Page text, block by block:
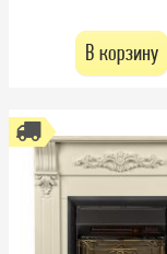
В корзину